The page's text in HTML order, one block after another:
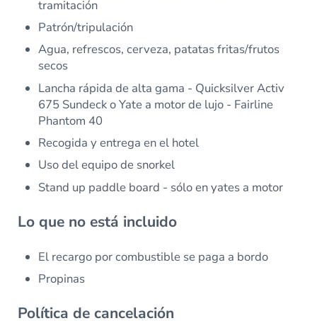
tramitación
Patrón/tripulación
Agua, refrescos, cerveza, patatas fritas/frutos
secos
Lancha rápida de alta gama - Quicksilver Activ
675 Sundeck o Yate a motor de lujo - Fairline
Phantom 40
Recogida y entrega en el hotel
Uso del equipo de snorkel
Stand up paddle board - sólo en yates a motor
Lo que no está incluido
El recargo por combustible se paga a bordo
Propinas
Política de cancelación